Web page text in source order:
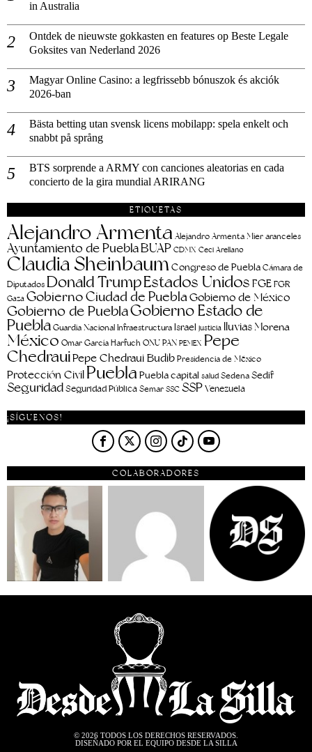
in Australia
Ontdek de nieuwste gokkasten en features op Beste Legale
Goksites van Nederland 2026
Magyar Online Casino: a legfrissebb bónuszok és akciók
2026-ban
Bästa betting utan svensk licens mobilapp: spela enkelt och
snabbt på språng
BTS sorprende a ARMY con canciones aleatorias en cada
concierto de la gira mundial ARIRANG
ETIQUETAS
Alejandro Armenta Alejandro Armenta Mier aranceles
Ayuntamiento de PueblaBUAP CDMX Ceci Arellano
Claudia SheinbaumCongreso de Puebla Cámara de
Diputados Donald TrumpEstados Unidos FGEFGR
Gaza Gobierno Ciudad de PueblaGobierno de México
Gobierno de PueblaGobierno Estado de
PueblaGuardia Nacional Infraestructura Israel justicia lluviasMorena
México Omar García Harfuch ONU PAN PEMEX Pepe
ChedrauiPepe Chedraui BudibPresidencia de México
Protección Civil PueblaPuebla capital salud Sedena Sedif
SeguridadSeguridad Pública Semar SSC SSPVenezuela
¡SÍGUENOS!
COLABORADORES
© 2026 TODOS LOS DERECHOS RESERVADOS.
DISEÑADO POR EL EQUIPO DESDE LA SILLA